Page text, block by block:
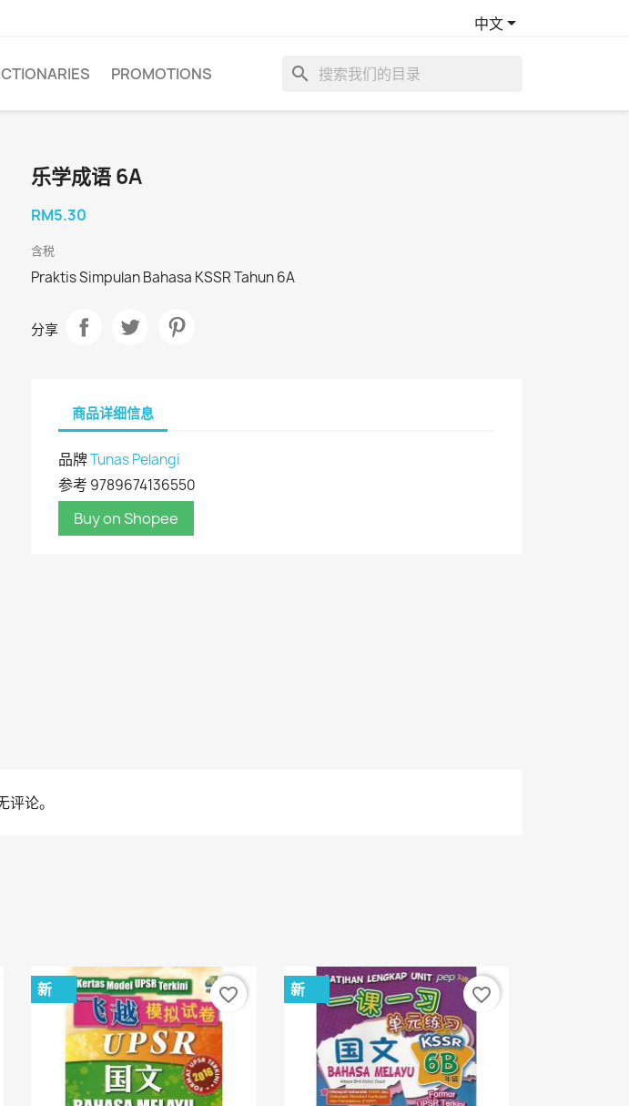
中文
PROMOTIONS search
乐学成语 6A
RM5.30
含税
Praktis Simpulan Bahasa KSSR Tahun 6A
分享
商品详细信息
品牌Tunas Pelangi
参考 9789674136550
Buy on Shopee
评论。
新 favorite_border 新 favorite_border